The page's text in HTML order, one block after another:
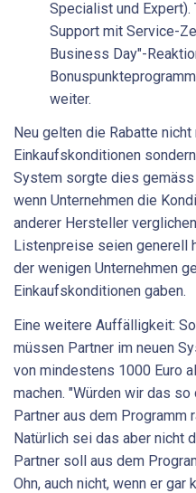
Specialist und
Support mit Service-
Business Day"-
weiter.
Neu gelten die Rabatte nicht
Einkaufskonditionen
System sorgte dies gemäss
wenn Unternehmen die
anderer Hersteller
Listenpreise seien generell
der wenigen Unternehmen
Einkaufskonditionen gaben.
Eine weitere Auffälligkeit:
müssen Partner im neuen
von mindestens 1000 Euro
machen. "Würden wir das
Partner aus dem Programm
Natürlich sei das aber nicht
Partner soll aus dem
Ohn, auch nicht, wenn er